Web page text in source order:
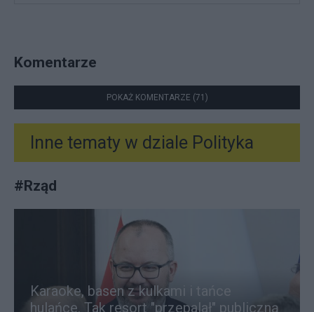
Komentarze
POKAŻ KOMENTARZE (71)
Inne tematy w dziale Polityka
#Rząd
Karaoke, basen z kulkami i tańce
hulańce. Tak resort "przepalał" publiczną